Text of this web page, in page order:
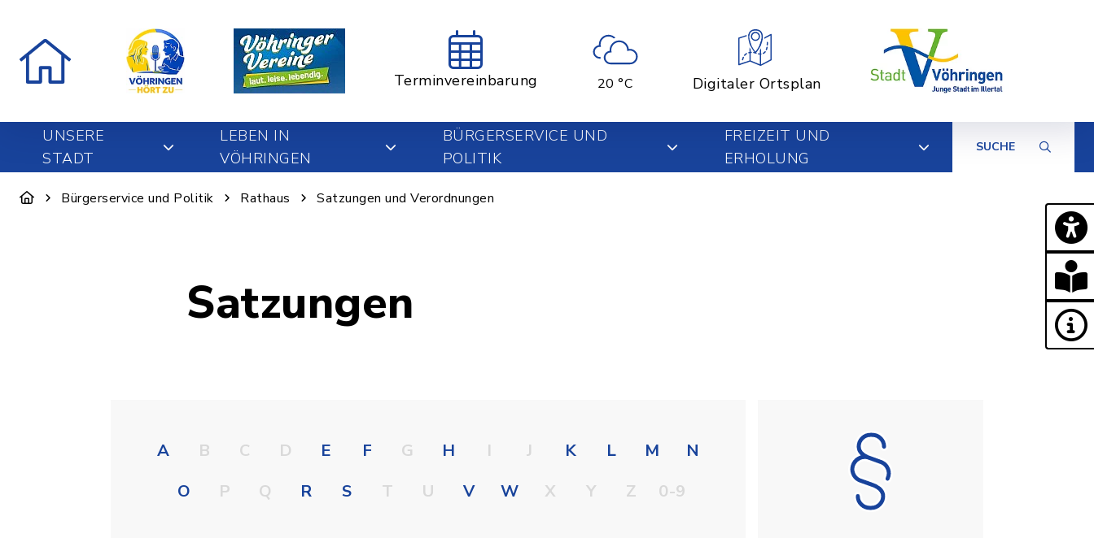
Terminvereinbarung 20 °C Digitaler Ortsplan
UNSERE
STADT
LEBEN IN
VÖHRINGEN
BÜRGERSERVICE UND
POLITIK
FREIZEIT UND
ERHOLUNG
SUCHE
Bürgerservice und Politik Rathaus Satzungen und Verordnungen
Satzungen
A B C D E F G H I J K L M
N
O
P Q R S T U V W X Y Z 0-9